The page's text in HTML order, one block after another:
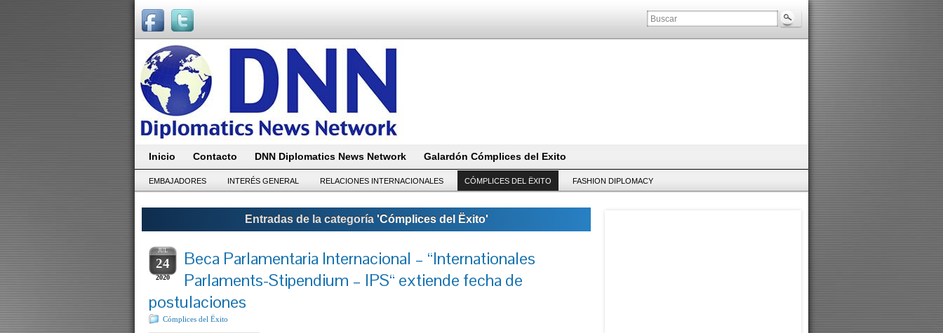
Inicio Contacto DNN Diplomatics News Network Galardón Cómplices del Exito
EMBAJADORES INTERÉS GENERAL RELACIONES INTERNACIONALES CÓMPLICES DEL ËXITO FASHION DIPLOMACY
Entradas de la categoría 'Cómplices del Ëxito'
JUL
24
2020
Beca Parlamentaria Internacional – “Internationales
Parlaments-Stipendium – IPS“ extiende fecha de
postulaciones
Cómplices del Ëxito